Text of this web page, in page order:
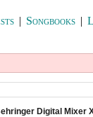
| Songbooks |
Digital Mixer